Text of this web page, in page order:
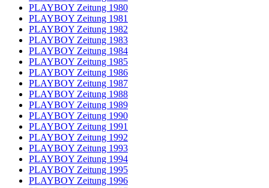
PLAYBOY Zeitung 1980
PLAYBOY Zeitung 1981
PLAYBOY Zeitung 1982
PLAYBOY Zeitung 1983
PLAYBOY Zeitung 1984
PLAYBOY Zeitung 1985
PLAYBOY Zeitung 1986
PLAYBOY Zeitung 1987
PLAYBOY Zeitung 1988
PLAYBOY Zeitung 1989
PLAYBOY Zeitung 1990
PLAYBOY Zeitung 1991
PLAYBOY Zeitung 1992
PLAYBOY Zeitung 1993
PLAYBOY Zeitung 1994
PLAYBOY Zeitung 1995
PLAYBOY Zeitung 1996